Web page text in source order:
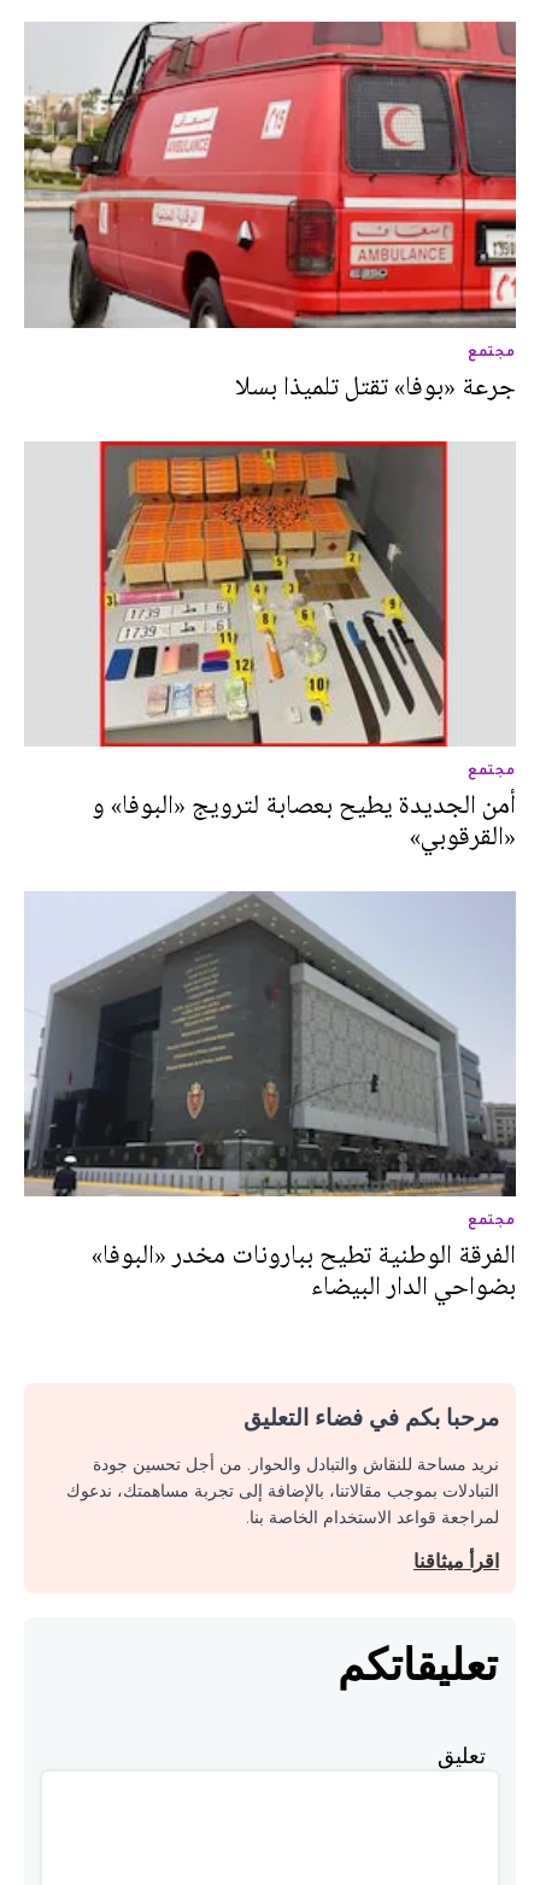
مجتمع
جرعة «بوفا» تقتل تلميذا بسلا
مجتمع
أمن الجديدة يطيح بعصابة لترويج «البوفا» و
«القرقوبي»
مجتمع
الفرقة الوطنية تطيح ببارونات مخدر «البوفا»
بضواحي الدار البيضاء
مرحبا بكم في فضاء التعليق
نريد مساحة للنقاش والتبادل والحوار. من أجل تحسين جودة
التبادلات بموجب مقالاتنا، بالإضافة إلى تجربة مساهمتك، ندعوك
لمراجعة قواعد الاستخدام الخاصة بنا.
اقرأ ميثاقنا
تعليقاتكم
تعليق